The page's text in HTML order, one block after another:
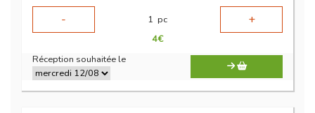
-
1 pc +
4€
Réception souhaitée le